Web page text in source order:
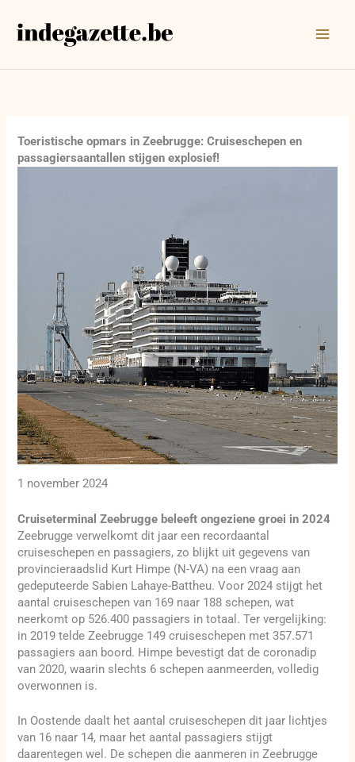
naar
Toeristische opmars in Zeebrugge: Cruiseschepen en
passagiersaantallen stijgen explosief!
1 november 2024
Cruiseterminal Zeebrugge beleeft ongeziene groei in 2024
Zeebrugge verwelkomt dit jaar een recordaantal
cruiseschepen en passagiers, zo blijkt uit gegevens van
provincieraadslid Kurt Himpe (N-VA) na een vraag aan
gedeputeerde Sabien Lahaye-Battheu. Voor 2024 stijgt het
aantal cruiseschepen van 169 naar 188 schepen, wat
neerkomt op 526.400 passagiers in totaal. Ter vergelijking:
in 2019 telde Zeebrugge 149 cruiseschepen met 357.571
passagiers aan boord. Himpe bevestigt dat de coronadip
van 2020, waarin slechts 6 schepen aanmeerden, volledig
overwonnen is.
In Oostende daalt het aantal cruiseschepen dit jaar lichtjes
van 16 naar 14, maar het aantal passagiers stijgt
daarentegen wel. De schepen die aanmeren in Zeebrugge